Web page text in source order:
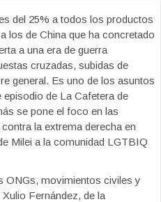
del 25% a todos los productos
los de China que ha concretado
a una era de guerra
cruzadas, subidas de
general. Es uno de los asuntos
episodio de La Cafetera de
se pone el foco en las
la extrema derecha en
Milei a la comunidad LGTBIQ
ONGs, movimientos civiles y
Fernández, de la